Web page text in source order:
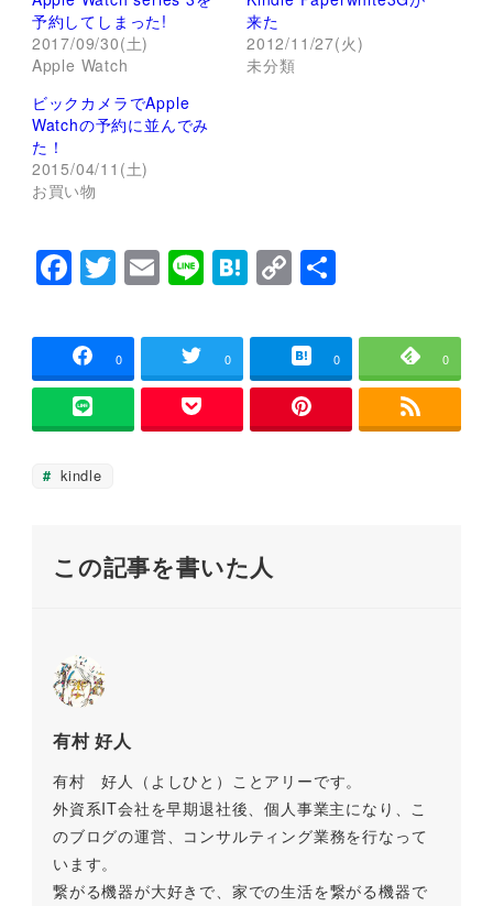
t
t
e
r
で
有
(
新
し
い
ウ
ィ
ン
開
き
ま
共
有
す
る
に
ク
リ
ッ
て
新
し
い
ウ
で
開
す
予約してしまった!
2017/09/30(土)
Apple Watch
来た
2012/11/27(火)
未分類
ビックカメラでApple
Watchの予約に並んでみ
た！
2015/04/11(土)
お買い物
F
a
c
e
b
o
o
T
wi
tt
er
E
m
ai
l
Li
n
e
H
at
e
n
C
o
p
y
Li
n
共
0 0 0 0
kindle
この記事を書いた人
有村 好人
有村 好人（よしひと）ことアリーです。
外資系IT会社を早期退社後、個人事業主になり、こ
のブログの運営、コンサルティング業務を行なって
います。
繋がる機器が大好きで、家での生活を繋がる機器で